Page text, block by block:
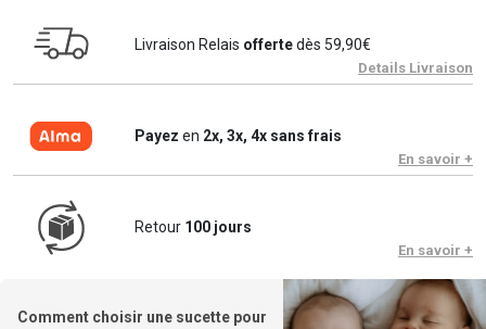
Livraison Relais offertedès 59,90€
Details Livraison
Payez en 2x, 3x, 4x sans frais
En savoir +
Retour 100 jours
En savoir +
Comment choisir une sucette pour